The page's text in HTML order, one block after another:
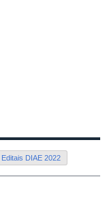
Editais DIAE 2022